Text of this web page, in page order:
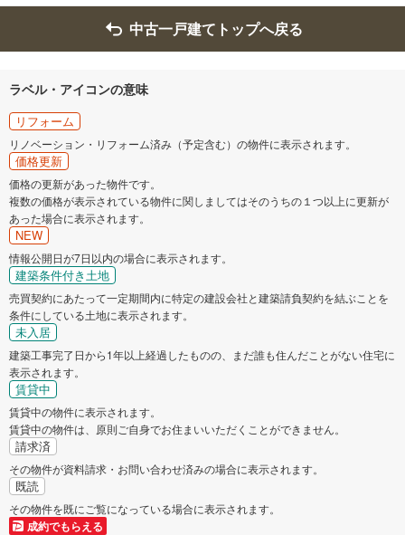
中古一戸建てトップへ戻る
ラベル・アイコンの意味
リフォーム
リノベーション・リフォーム済み（予定含む）の物件に表示されます。
価格更新
価格の更新があった物件です。
複数の価格が表示されている物件に関しましてはそのうちの１つ以上に更新が
あった場合に表示されます。
NEW
情報公開日が7日以内の場合に表示されます。
建築条件付き土地
売買契約にあたって一定期間内に特定の建設会社と建築請負契約を結ぶことを
条件にしている土地に表示されます。
未入居
建築工事完了日から1年以上経過したものの、まだ誰も住んだことがない住宅に
表示されます。
賃貸中
賃貸中の物件に表示されます。
賃貸中の物件は、原則ご自身でお住まいいただくことができません。
請求済
その物件が資料請求・お問い合わせ済みの場合に表示されます。
既読
その物件を既にご覧になっている場合に表示されます。
成約でもらえる